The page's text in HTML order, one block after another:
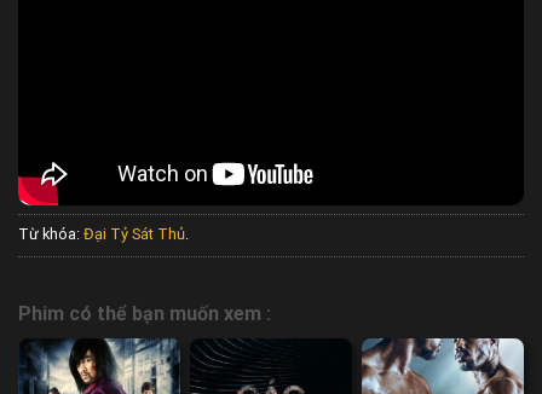
Từ khóa: Đại Tỷ Sát Thủ.
Phim có thể bạn muốn xem :